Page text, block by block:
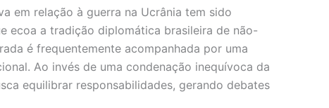
em relação à guerra na Ucrânia tem sido
ecoa a tradição diplomática brasileira de não-
é frequentemente acompanhada por uma
Ao invés de uma condenação inequívoca da
equilibrar responsabilidades, gerando debates